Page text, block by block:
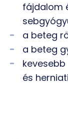
fájdalom
a beteg
a beteg
és